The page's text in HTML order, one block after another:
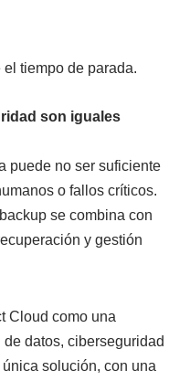
tiempo de parada.
son iguales
puede no ser suficiente
o fallos críticos.
se combina con
y gestión
Cloud como una
datos, ciberseguridad
solución, con una